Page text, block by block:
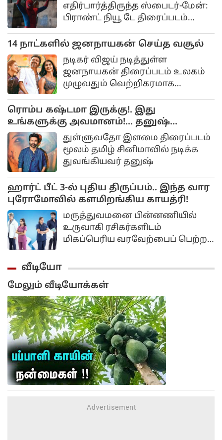
எதிர்பார்த்திருந்த ஸ்பைடர்-மேன்:
பிராண்ட் நியூ டே திரைப்படம்
திரையரங்குகளில்
14 நாட்களில் ஜனநாயகன் செய்த வசூல்
நடிகர் விஜய் நடித்துள்ள
ஜனநாயகன் திரைப்படம் உலகம்
முழுவதும் வெற்றிகரமாக
ரசிகர்களிடையே நல்ல
வரவேற்பைப்
ரொம்ப கஷ்டமா இருக்கு!. இது
உங்களுக்கு அவமானம்!... தனுஷ்
கோபம்!..
துள்ளுவதோ இளமை திரைப்படம்
மூலம் தமிழ் சினிமாவில் நடிக்க
துவங்கியவர் தனுஷ்
ஹார்ட் பீட் 3-ல் புதிய திருப்பம்.. இந்த வார
புரோமோவில் களமிறங்கிய காயத்ரி!
மருத்துவமனை பின்னணியில்
உருவாகி ரசிகர்களிடம்
மிகப்பெரிய வரவேற்பைப் பெற்ற
வீடியோ
மேலும் வீடியோக்கள்